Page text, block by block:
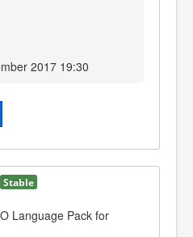
2017 19:30
Stable
Language Pack for